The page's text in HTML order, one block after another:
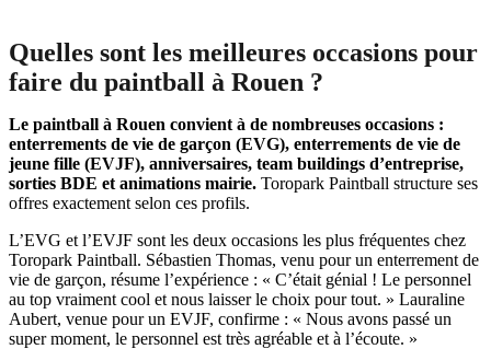
Quelles sont les meilleures occasions pour
faire du paintball à Rouen ?
Le paintball à Rouen convient à de nombreuses occasions :
enterrements de vie de garçon (EVG), enterrements de vie de
jeune fille (EVJF), anniversaires, team buildings d’entreprise,
sorties BDE et animations mairie. Toropark Paintball structure ses
offres exactement selon ces profils.
L’EVG et l’EVJF sont les deux occasions les plus fréquentes chez
Toropark Paintball. Sébastien Thomas, venu pour un enterrement de
vie de garçon, résume l’expérience : « C’était génial ! Le personnel
au top vraiment cool et nous laisser le choix pour tout. » Lauraline
Aubert, venue pour un EVJF, confirme : « Nous avons passé un
super moment, le personnel est très agréable et à l’écoute. »